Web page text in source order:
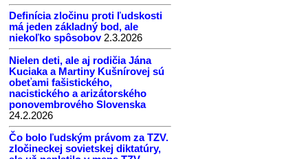
Definícia zločinu proti ľudskosti
má jeden základný bod, ale
niekoľko spôsobov 2.3.2026
Nielen deti, ale aj rodičia Jána
Kuciaka a Martiny Kušnírovej sú
obeťami fašistického,
nacistického a arizátorského
ponovembrového Slovenska
24.2.2026
Čo bolo ľudským právom za TZV.
zločineckej sovietskej diktatúry,